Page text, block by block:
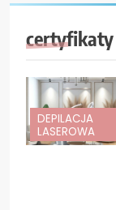
certyfikaty
DEPILACJA
LASEROWA